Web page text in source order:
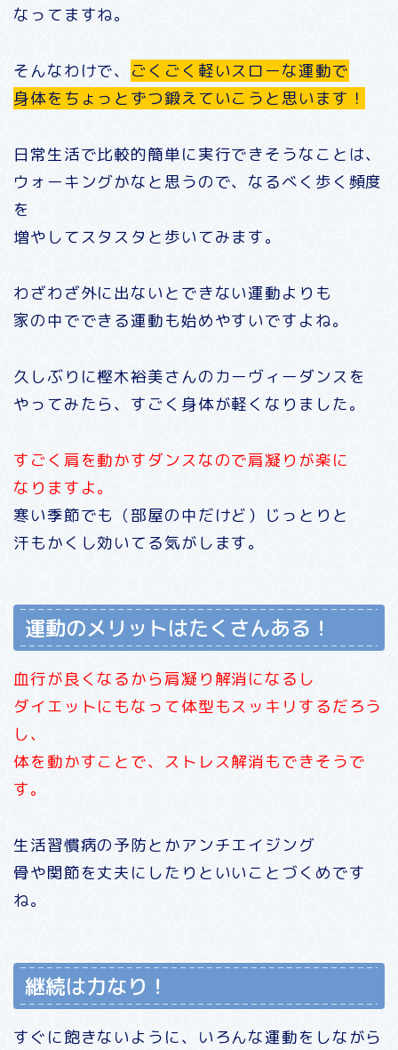
なってますね。
そんなわけで、 ごくごく軽いスローな運動で
身体をちょっとずつ鍛えていこうと思います！
日常生活で比較的簡単に実行できそうなことは、
ウォーキングかなと思うので、なるべく歩く頻度
を
増やしてスタスタと歩いてみます。
わざわざ外に出ないとできない運動よりも
家の中でできる運動も始めやすいですよね。
久しぶりに樫木裕美さんのカーヴィーダンスを
やってみたら、すごく身体が軽くなりました。
すごく肩を動かすダンスなので肩凝りが楽に
なりますよ。
寒い季節でも（部屋の中だけど）じっとりと
汗もかくし効いてる気がします。
運動のメリットはたくさんある！
血行が良くなるから肩凝り解消になるし
ダイエットにもなって体型もスッキリするだろう
し、
体を動かすことで、ストレス解消もできそうで
す。
生活習慣病の予防とかアンチエイジング
骨や関節を丈夫にしたりといいことづくめです
ね。
継続は力なり！
すぐに飽きないように、いろんな運動をしながら